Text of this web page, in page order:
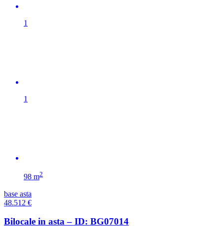
1
1
98 m2
base asta
48.512 €
Bilocale in asta – ID: BG07014